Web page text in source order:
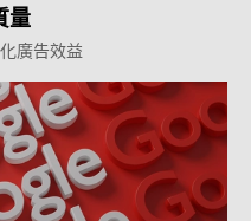
量
廣告效益